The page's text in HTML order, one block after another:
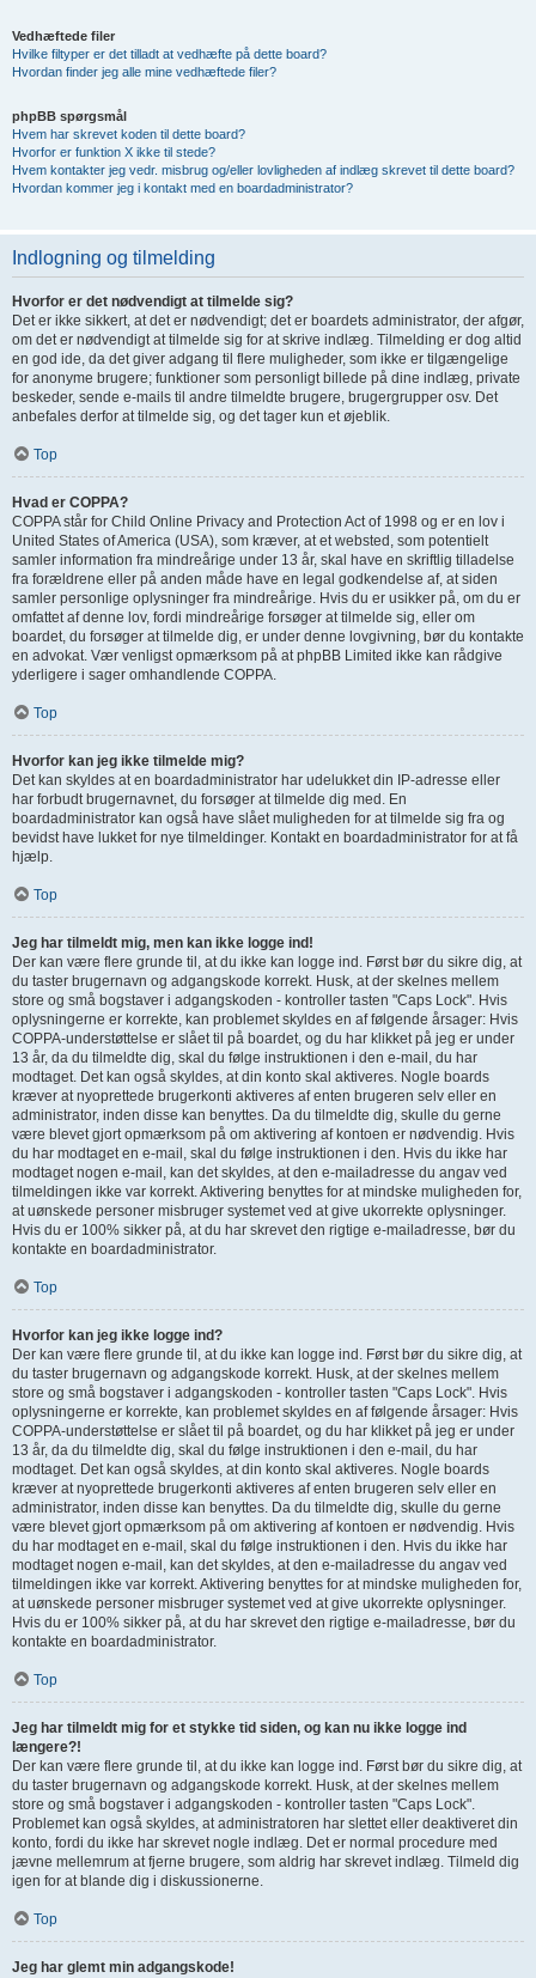
Vedhæftede filer
Hvilke filtyper er det tilladt at vedhæfte på dette board?
Hvordan finder jeg alle mine vedhæftede filer?
phpBB spørgsmål
Hvem har skrevet koden til dette board?
Hvorfor er funktion X ikke til stede?
Hvem kontakter jeg vedr. misbrug og/eller lovligheden af indlæg skrevet til dette board?
Hvordan kommer jeg i kontakt med en boardadministrator?
Indlogning og tilmelding
Hvorfor er det nødvendigt at tilmelde sig?
Det er ikke sikkert, at det er nødvendigt; det er boardets administrator, der afgør,
om det er nødvendigt at tilmelde sig for at skrive indlæg. Tilmelding er dog altid
en god ide, da det giver adgang til flere muligheder, som ikke er tilgængelige
for anonyme brugere; funktioner som personligt billede på dine indlæg, private
beskeder, sende e-mails til andre tilmeldte brugere, brugergrupper osv. Det
anbefales derfor at tilmelde sig, og det tager kun et øjeblik.
Top
Hvad er COPPA?
COPPA står for Child Online Privacy and Protection Act of 1998 og er en lov i
United States of America (USA), som kræver, at et websted, som potentielt
samler information fra mindreårige under 13 år, skal have en skriftlig tilladelse
fra forældrene eller på anden måde have en legal godkendelse af, at siden
samler personlige oplysninger fra mindreårige. Hvis du er usikker på, om du er
omfattet af denne lov, fordi mindreårige forsøger at tilmelde sig, eller om
boardet, du forsøger at tilmelde dig, er under denne lovgivning, bør du kontakte
en advokat. Vær venligst opmærksom på at phpBB Limited ikke kan rådgive
yderligere i sager omhandlende COPPA.
Top
Hvorfor kan jeg ikke tilmelde mig?
Det kan skyldes at en boardadministrator har udelukket din IP-adresse eller
har forbudt brugernavnet, du forsøger at tilmelde dig med. En
boardadministrator kan også have slået muligheden for at tilmelde sig fra og
bevidst have lukket for nye tilmeldinger. Kontakt en boardadministrator for at få
hjælp.
Top
Jeg har tilmeldt mig, men kan ikke logge ind!
Der kan være flere grunde til, at du ikke kan logge ind. Først bør du sikre dig, at
du taster brugernavn og adgangskode korrekt. Husk, at der skelnes mellem
store og små bogstaver i adgangskoden - kontroller tasten "Caps Lock". Hvis
oplysningerne er korrekte, kan problemet skyldes en af følgende årsager: Hvis
COPPA-understøttelse er slået til på boardet, og du har klikket på jeg er under
13 år, da du tilmeldte dig, skal du følge instruktionen i den e-mail, du har
modtaget. Det kan også skyldes, at din konto skal aktiveres. Nogle boards
kræver at nyoprettede brugerkonti aktiveres af enten brugeren selv eller en
administrator, inden disse kan benyttes. Da du tilmeldte dig, skulle du gerne
være blevet gjort opmærksom på om aktivering af kontoen er nødvendig. Hvis
du har modtaget en e-mail, skal du følge instruktionen i den. Hvis du ikke har
modtaget nogen e-mail, kan det skyldes, at den e-mailadresse du angav ved
tilmeldingen ikke var korrekt. Aktivering benyttes for at mindske muligheden for,
at uønskede personer misbruger systemet ved at give ukorrekte oplysninger.
Hvis du er 100% sikker på, at du har skrevet den rigtige e-mailadresse, bør du
kontakte en boardadministrator.
Top
Hvorfor kan jeg ikke logge ind?
Der kan være flere grunde til, at du ikke kan logge ind. Først bør du sikre dig, at
du taster brugernavn og adgangskode korrekt. Husk, at der skelnes mellem
store og små bogstaver i adgangskoden - kontroller tasten "Caps Lock". Hvis
oplysningerne er korrekte, kan problemet skyldes en af følgende årsager: Hvis
COPPA-understøttelse er slået til på boardet, og du har klikket på jeg er under
13 år, da du tilmeldte dig, skal du følge instruktionen i den e-mail, du har
modtaget. Det kan også skyldes, at din konto skal aktiveres. Nogle boards
kræver at nyoprettede brugerkonti aktiveres af enten brugeren selv eller en
administrator, inden disse kan benyttes. Da du tilmeldte dig, skulle du gerne
være blevet gjort opmærksom på om aktivering af kontoen er nødvendig. Hvis
du har modtaget en e-mail, skal du følge instruktionen i den. Hvis du ikke har
modtaget nogen e-mail, kan det skyldes, at den e-mailadresse du angav ved
tilmeldingen ikke var korrekt. Aktivering benyttes for at mindske muligheden for,
at uønskede personer misbruger systemet ved at give ukorrekte oplysninger.
Hvis du er 100% sikker på, at du har skrevet den rigtige e-mailadresse, bør du
kontakte en boardadministrator.
Top
Jeg har tilmeldt mig for et stykke tid siden, og kan nu ikke logge ind
længere?!
Der kan være flere grunde til, at du ikke kan logge ind. Først bør du sikre dig, at
du taster brugernavn og adgangskode korrekt. Husk, at der skelnes mellem
store og små bogstaver i adgangskoden - kontroller tasten "Caps Lock".
Problemet kan også skyldes, at administratoren har slettet eller deaktiveret din
konto, fordi du ikke har skrevet nogle indlæg. Det er normal procedure med
jævne mellemrum at fjerne brugere, som aldrig har skrevet indlæg. Tilmeld dig
igen for at blande dig i diskussionerne.
Top
Jeg har glemt min adgangskode!